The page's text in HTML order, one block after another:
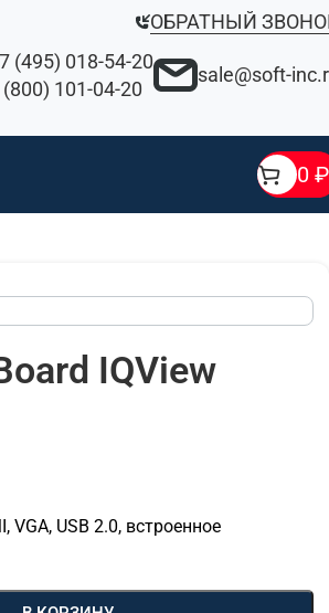
ОБРАТНЫЙ
(495) 018-54-20
101-04-20
sale@soft-
0 ₽
IQView
USB 2.0, встроенное